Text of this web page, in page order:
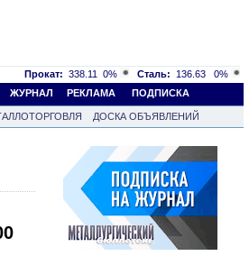
Прокат: 338.11 0% Сталь: 136.63
0%
ЖУРНАЛ РЕКЛАМА ПОДПИСКА
ДОСКА ОБЪЯВЛЕНИЙ